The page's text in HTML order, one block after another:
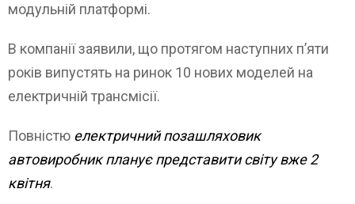
модульній платформі.
В компанії заявили, що протягом наступних п’яти
років випустять на ринок 10 нових моделей на
електричній трансмісії.
Повністю електричний позашляховик
автовиробник планує представити світу вже 2
квітня.